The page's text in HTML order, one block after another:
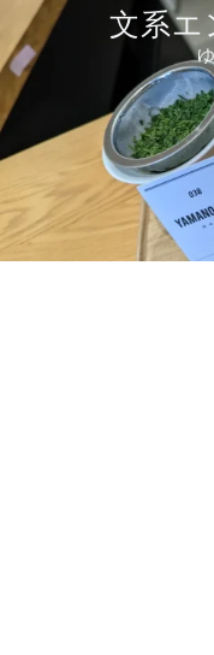
テ
ツ
へ
ス
ッ
プ
文系エ